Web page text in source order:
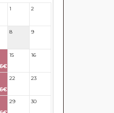
1 2
8 9
15 16
22 23
29 30